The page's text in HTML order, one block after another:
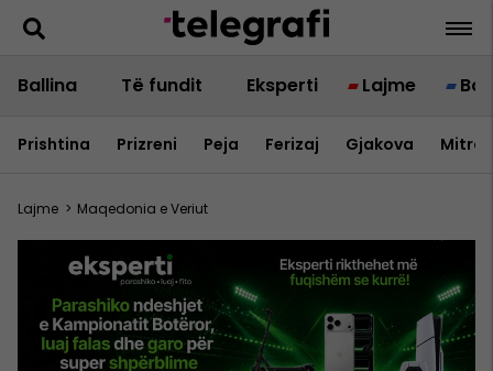
Ballina Të fundit Eksperti Lajme
Prishtina Prizreni Peja Ferizaj Gjakova
Lajme > Maqedonia e Veriut